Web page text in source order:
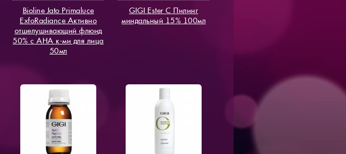
Bioline Jato Primaluce
ExfoRadiance Активно
отшелушивающий флюид
50% с AHA к-ми для лица
50мл
GIGI Ester C Пилинг
миндальный 15% 100мл